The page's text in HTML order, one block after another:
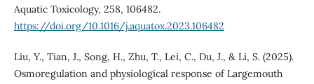
Aquatic Toxicology, 258, 106482.
https://doi.org/10.1016/j.aquatox.2023.106482
Liu, Y., Tian, J., Song, H., Zhu, T., Lei, C., Du, J., & Li, S. (2025).
Osmoregulation and physiological response of Largemouth